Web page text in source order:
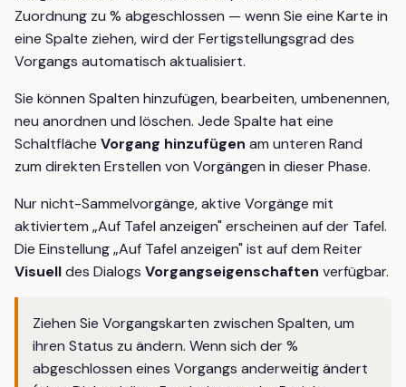
Zuordnung zu % abgeschlossen — wenn Sie eine Karte in
eine Spalte ziehen, wird der Fertigstellungsgrad des
Vorgangs automatisch aktualisiert.
Sie können Spalten hinzufügen, bearbeiten, umbenennen,
neu anordnen und löschen. Jede Spalte hat eine
Schaltfläche Vorgang hinzufügen am unteren Rand
zum direkten Erstellen von Vorgängen in dieser Phase.
Nur nicht-Sammelvorgänge, aktive Vorgänge mit
aktiviertem „Auf Tafel anzeigen" erscheinen auf der Tafel.
Die Einstellung „Auf Tafel anzeigen" ist auf dem Reiter
Visuelldes Dialogs Vorgangseigenschaften verfügbar.
Ziehen Sie Vorgangskarten zwischen Spalten, um
ihren Status zu ändern. Wenn sich der %
abgeschlossen eines Vorgangs anderweitig ändert